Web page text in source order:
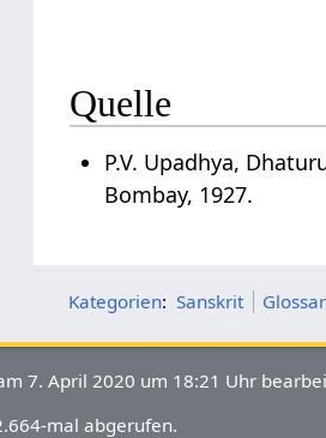
Quelle
P.V. Upadhya,
Bombay, 1927.
Kategorien: Sanskrit Glossar
7. April 2020 um 18:21 Uhr
mal abgerufen.